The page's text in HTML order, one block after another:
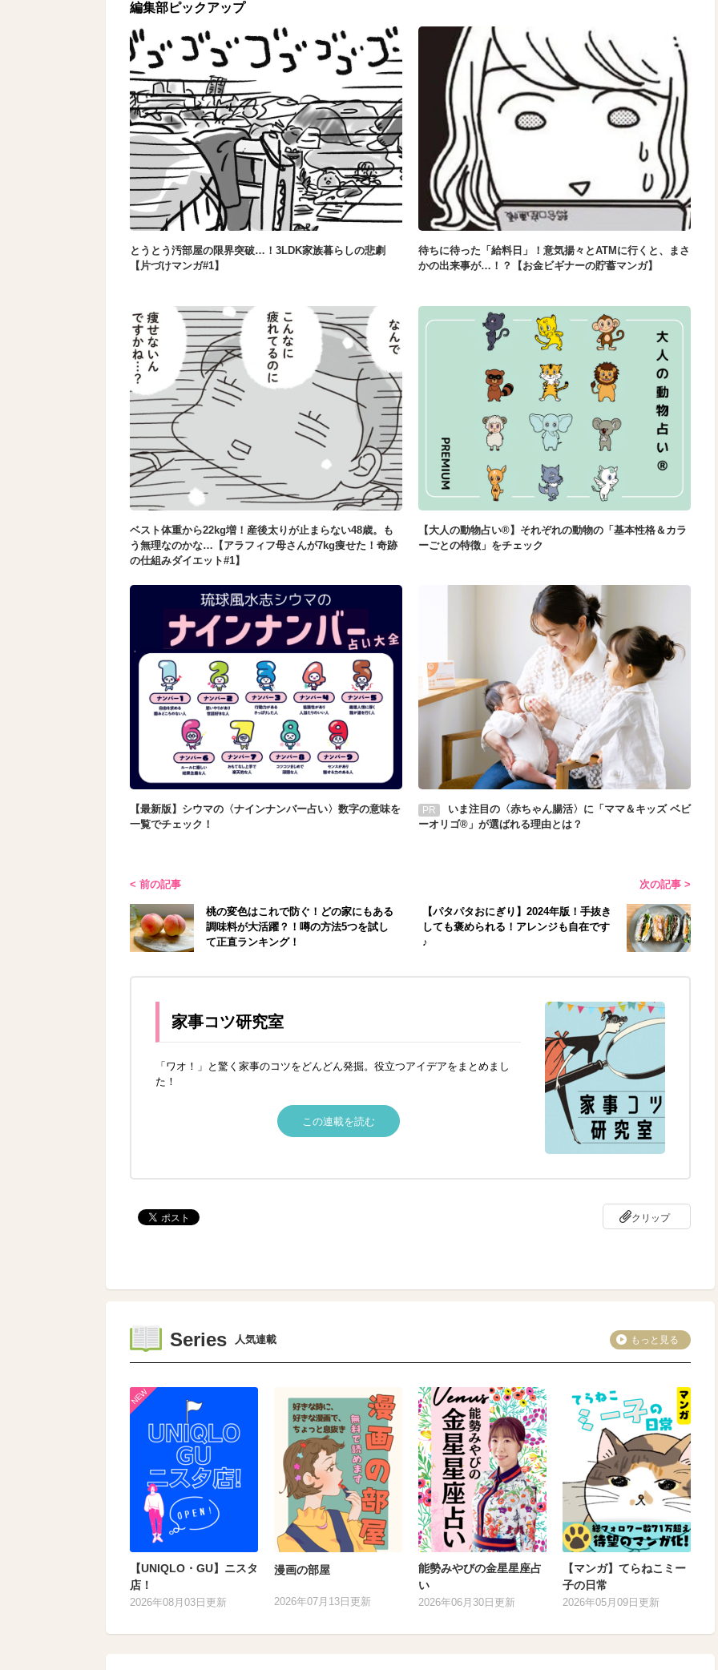
編集部ピックアップ
とうとう汚部屋の限界突破…！3LDK家族暮らしの悲劇
【片づけマンガ#1】
待ちに待った「給料日」！意気揚々とATMに行くと、まさ
かの出来事が…！？【お金ビギナーの貯蓄マンガ】
ベスト体重から22kg増！産後太りが止まらない48歳。も
う無理なのかな…【アラフィフ母さんが7kg痩せた！奇跡
の仕組みダイエット#1】
【大人の動物占い®】それぞれの動物の「基本性格＆カラ
ーごとの特徴」をチェック
【最新版】シウマの〈ナインナンバー占い〉数字の意味を
一覧でチェック！
PR
いま注目の〈赤ちゃん腸活〉に「ママ＆キッズ ベビ
ーオリゴ®」が選ばれる理由とは？
< 前の記事
桃の変色はこれで防ぐ！どの家にもある
調味料が大活躍？！噂の方法5つを試し
て正直ランキング！
次の記事 >
【パタパタおにぎり】2024年版！手抜き
しても褒められる！アレンジも自在です
♪
家事コツ研究室
「ワオ！」と驚く家事のコツをどんどん発掘。役立つアイデアをまとめまし
た！
この連載を読む
クリップ
Series 人気連載 もっと見る
【UNIQLO・GU】ニスタ
店！
2026年08月03日更新
漫画の部屋
2026年07月13日更新
能勢みやびの金星星座占
い
2026年06月30日更新
【マンガ】てらねこミー
子の日常
2026年05月09日更新